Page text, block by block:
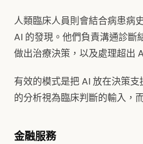
人類臨床人員則會結合病患病
AI 的發現。他們負責溝通診斷
做出治療決策，以及處理超出
有效的模式是把 AI 放在決策
的分析視為臨床判斷的輸入，
金融服務